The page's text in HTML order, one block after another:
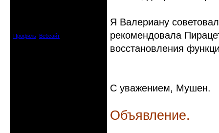
Профиль Вебсайт
Я Валериану
рекомендовала
восстановления
С уважением, Мушен.
Объявление.